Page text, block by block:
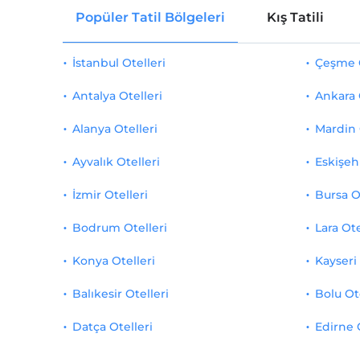
Popüler Tatil Bölgeleri Kış Tatili
İstanbul Otelleri
Antalya Otelleri
Alanya Otelleri
Ayvalık Otelleri
İzmir Otelleri
Çeşme
Ankara
Mardin
Bursa
Bodrum Otelleri
Konya Otelleri
Balıkesir Otelleri
Datça Otelleri
Lara
Bolu
Edirne